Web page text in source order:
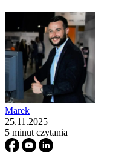
Marek
25.11.2025
5 minut czytania